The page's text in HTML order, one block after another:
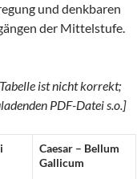
und denkbaren
der Mittelstufe.
ist nicht korrekt;
PDF-Datei s.o.]
Caesar – Bellum
Gallicum